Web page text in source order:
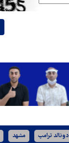
دونالد ترامپ مشهد